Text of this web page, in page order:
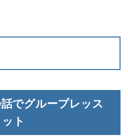
でグループレッス
ト